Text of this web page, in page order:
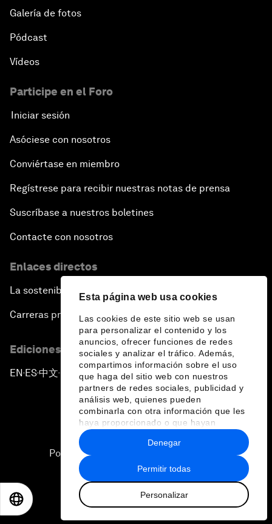
Esta página web usa cookies
Las cookies de este sitio web se usan
para personalizar el contenido y los
anuncios, ofrecer funciones de redes
sociales y analizar el tráfico. Además,
compartimos información sobre el uso
que haga del sitio web con nuestros
partners de redes sociales, publicidad y
análisis web, quienes pueden
combinarla con otra información que les
haya proporcionado o que hayan
recopilado a partir del uso que haya
hecho de sus servicios.
Permitir todas
Personalizar
Denegar
Galería de fotos
Pódcast
Vídeos
Participe en el Foro
Iniciar sesión
Asóciese con nosotros
Conviértase en miembro
Regístrese para recibir nuestras notas de prensa
Suscríbase a nuestros boletines
Contacte con nosotros
Enlaces directos
La sostenibilidad en el Foro
Carreras profesionales
Ediciones en otros idiomas
EN ▪ES▪中文▪ 日本語
Política de privacidad y normas de uso
Sitemap
2026 Foro Económico Mundial